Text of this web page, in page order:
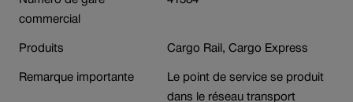
commercial
Produits Cargo Rail, Cargo Express
Remarque importante
Le point de service se produit
dans le réseau transport